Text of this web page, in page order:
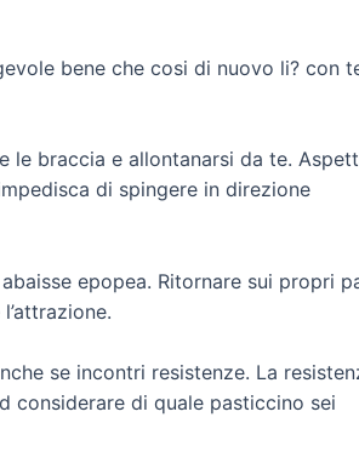
bene che cosi di nuovo li? con
le braccia e allontanarsi da te.
di spingere in direzione
epopea. Ritornare sui propri
se incontri resistenze. La
considerare di quale pasticcino sei